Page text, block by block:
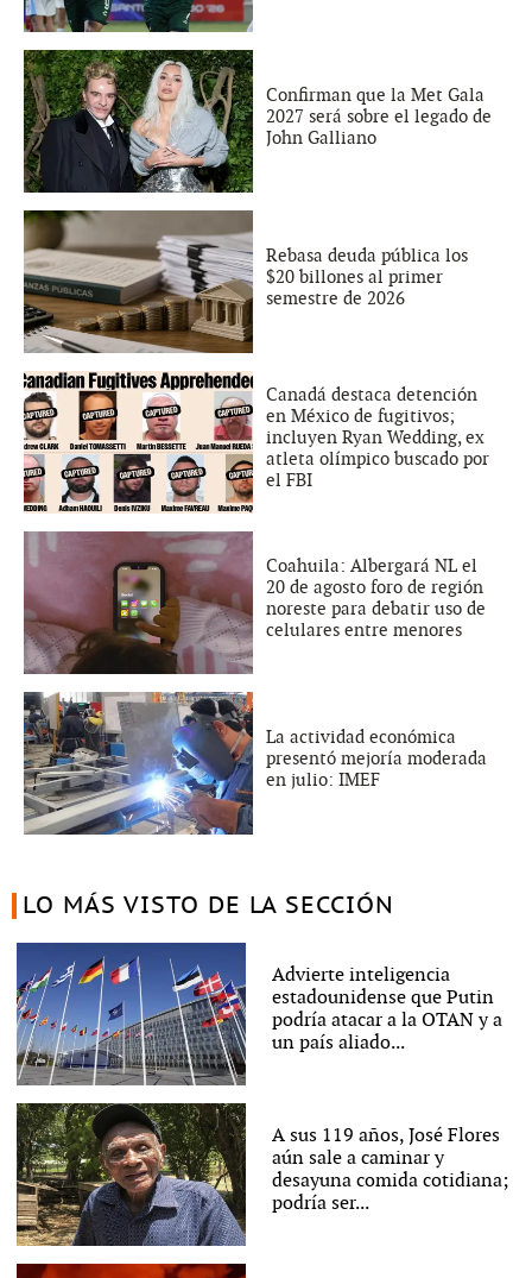
Confirman que la Met Gala
2027 será sobre el legado de
John Galliano
Rebasa deuda pública los
$20 billones al primer
semestre de 2026
Canadá destaca detención
en México de fugitivos;
incluyen Ryan Wedding, ex
atleta olímpico buscado por
el FBI
Coahuila: Albergará NL el
20 de agosto foro de región
noreste para debatir uso de
celulares entre menores
La actividad económica
presentó mejoría moderada
en julio: IMEF
LO MÁS VISTO DE LA SECCIÓN
Advierte inteligencia
estadounidense que Putin
podría atacar a la OTAN y a
un país aliado...
A sus 119 años, José Flores
aún sale a caminar y
desayuna comida cotidiana;
podría ser...